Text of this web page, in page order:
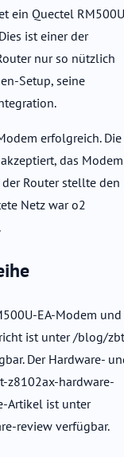
ein Quectel
ist einer der
nur so nützlich
Setup, seine
erfolgreich. Die
das Modem
Router stellte den
Netz war o2
EA-Modem und
ist unter /blog/
Der Hardware-
z8102ax-hardware-
Artikel ist unter
review verfügbar.